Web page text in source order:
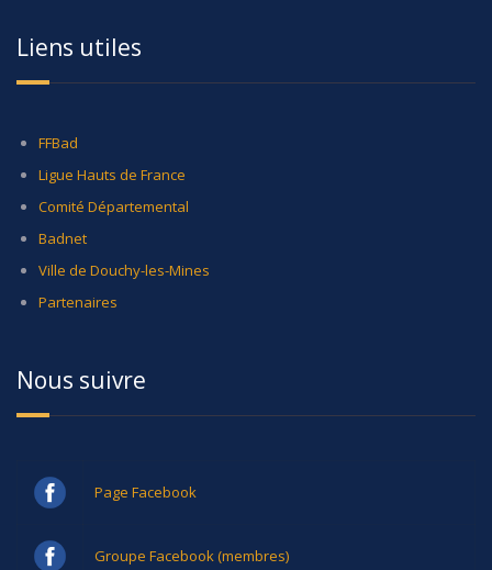
Liens utiles
FFBad
Ligue Hauts de France
Comité Départemental
Badnet
Ville de Douchy-les-Mines
Partenaires
Nous suivre
Page Facebook
Groupe Facebook (membres)